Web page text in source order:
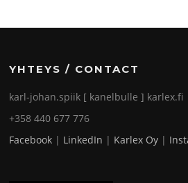
YHTEYS / CONTACT
karl-johan.spiik [ kanelbulle ] karlex.fi
+358 440 677 776
Facebook | LinkedIn | Karlex Oy |